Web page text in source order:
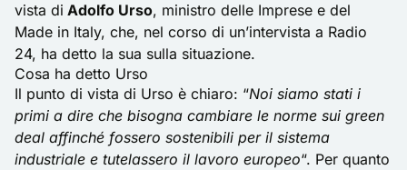
vista di Adolfo Urso, ministro delle Imprese e del
Made in Italy, che, nel corso di un’intervista a Radio
24, ha detto la sua sulla situazione.
Cosa ha detto Urso
Il punto di vista di Urso è chiaro: “Noi siamo stati i
primi a dire che bisogna cambiare le norme sui green
deal affinché fossero sostenibili per il sistema
industriale e tutelassero il lavoro europeo“. Per quanto